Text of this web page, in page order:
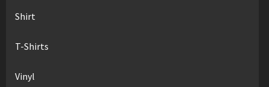
Shirt
T-Shirts
Vinyl